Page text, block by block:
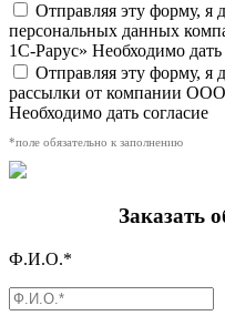
Отправляя эту форму, я
персональных данных
1С-Рарус» Необходимо дать
Отправляя эту форму, я
рассылки от компании
Необходимо дать согласие
*поле обязательно к заполнению
Заказать
Ф.И.О.*